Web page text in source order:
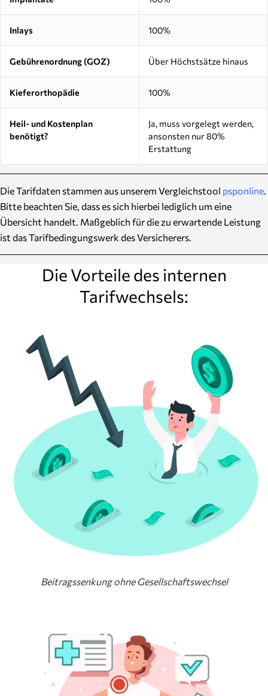
Inlays 100%
Gebührenordnung (GOZ) Über Höchstsätze hinaus
Kieferorthopädie 100%
Heil- und Kostenplan
benötigt?
Ja, muss vorgelegt werden,
ansonsten nur 80%
Erstattung
Die Tarifdaten stammen aus unserem Vergleichstool psponline
Bitte beachten Sie, dass es sich hierbei lediglich um eine
Übersicht handelt. Maßgeblich für die zu erwartende Leistung
ist das Tarifbedingungswerk des Versicherers.
Die Vorteile des internen
Tarifwechsels:
Beitragssenkung ohne Gesellschaftswechsel